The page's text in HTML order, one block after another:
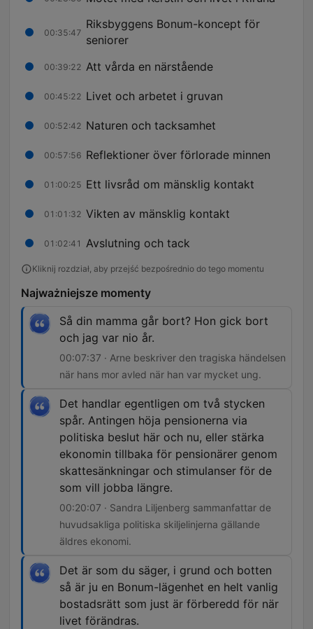
00:35:47
Riksbyggens Bonum-koncept för
seniorer
00:39:22 Att vårda en närstående
00:45:22 Livet och arbetet i gruvan
00:52:42 Naturen och tacksamhet
00:57:56 Reflektioner över förlorade minnen
01:00:25 Ett livsråd om mänsklig kontakt
01:01:32 Vikten av mänsklig kontakt
01:02:41 Avslutning och tack
Kliknij rozdział, aby przejść bezpośrednio do tego momentu
Najważniejsze momenty
Så din mamma går bort? Hon gick bort
och jag var nio år.
00:07:37 · Arne beskriver den tragiska händelsen
när hans mor avled när han var mycket ung.
Det handlar egentligen om två stycken
spår. Antingen höja pensionerna via
politiska beslut här och nu, eller stärka
ekonomin tillbaka för pensionärer genom
skattesänkningar och stimulanser för de
som vill jobba längre.
00:20:07 · Sandra Liljenberg sammanfattar de
huvudsakliga politiska skiljelinjerna gällande
äldres ekonomi.
Det är som du säger, i grund och botten
så är ju en Bonum-lägenhet en helt vanlig
bostadsrätt som just är förberedd för när
livet förändras.